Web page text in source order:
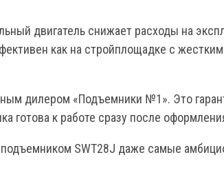
двигатель снижает расходы на
как на стройплощадке с
дилером «Подъемники №1». Это
готова к работе сразу после
SWT28J даже самые